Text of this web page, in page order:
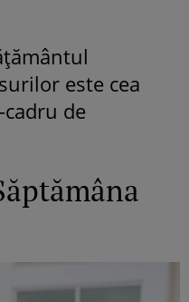
este cea
de